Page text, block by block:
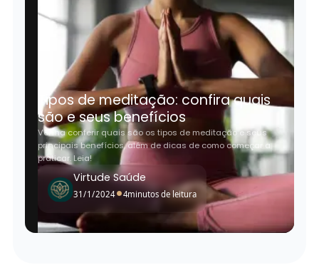
Tipos de meditação: confira quais
são e seus benefícios
Venha conferir quais são os tipos de meditação e seus
principais benefícios, além de dicas de como começar a
praticar. Leia!
Virtude Saúde
31/1/2024•4minutos de leitura